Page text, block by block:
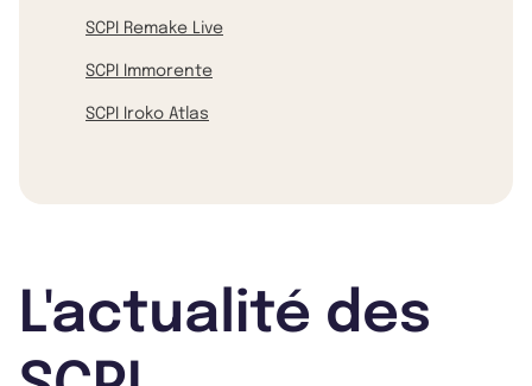
SCPI Remake Live
SCPI Immorente
SCPI Iroko Atlas
L'actualité des